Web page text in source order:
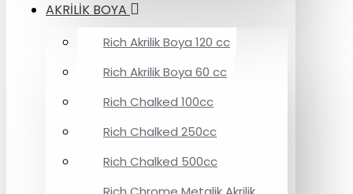
AKRİLİK BOYA
Rich Akrilik Boya 120 cc
Rich Akrilik Boya 60 cc
Rich Chalked 100cc
Rich Chalked 250cc
Rich Chalked 500cc